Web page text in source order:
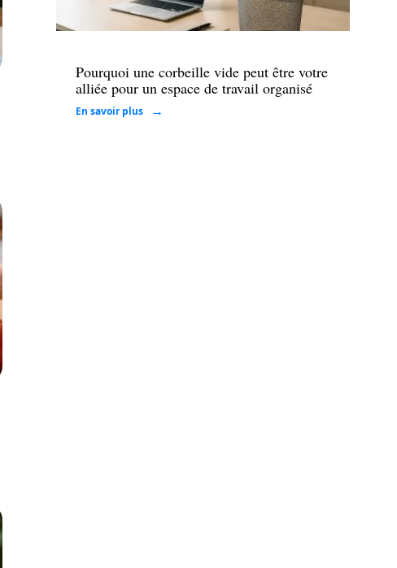
Pourquoi une corbeille vide peut être votre
alliée pour un espace de travail organisé
En savoir plus